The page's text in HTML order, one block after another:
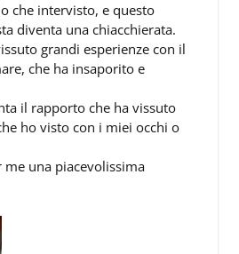
che intervisto, e questo
diventa una chiacchierata.
grandi esperienze con il
che ha insaporito e
il rapporto che ha vissuto
ho visto con i miei occhi o
me una piacevolissima